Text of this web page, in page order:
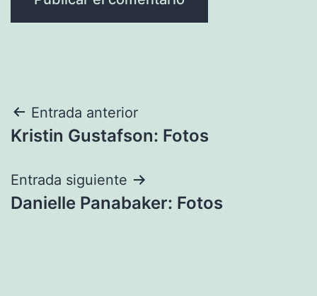
Navegación
de
entradas
Entrada anterior
Kristin Gustafson: Fotos
Entrada siguiente
Danielle Panabaker: Fotos